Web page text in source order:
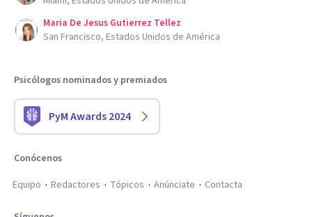
Maria De Jesus Gutierrez Tellez
San Francisco, Estados Unidos de América
Psicólogos nominados y premiados
PyM Awards 2024
Conócenos
Equipo
Redactores Tópicos Anúnciate Contacta